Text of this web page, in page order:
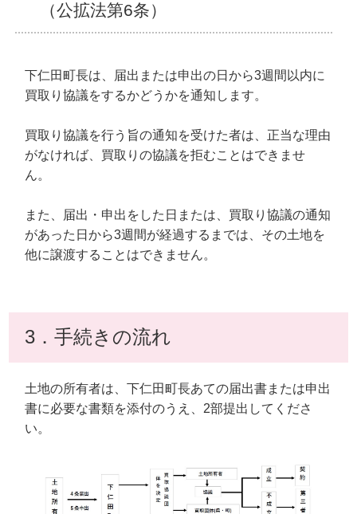
（公拡法第6条）
下仁田町長は、届出または申出の日から3週間以内に
買取り協議をするかどうかを通知します。
買取り協議を行う旨の通知を受けた者は、正当な理由
がなければ、買取りの協議を拒むことはできませ
ん。
また、届出・申出をした日または、買取り協議の通知
があった日から3週間が経過するまでは、その土地を
他に譲渡することはできません。
3．手続きの流れ
土地の所有者は、下仁田町長あての届出書または申出
書に必要な書類を添付のうえ、2部提出してくださ
い。